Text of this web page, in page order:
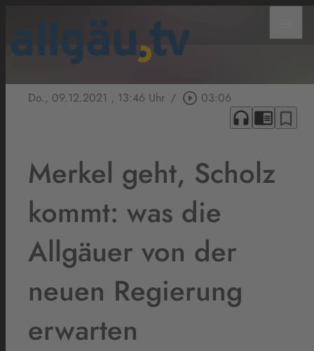
Do., 09.12.2021 , 13:46 Uhr / play_circle_outline 03:06
headphones chrome_reader_mode bookmark_border
Merkel geht, Scholz
kommt: was die
Allgäuer von der
neuen Regierung
erwarten